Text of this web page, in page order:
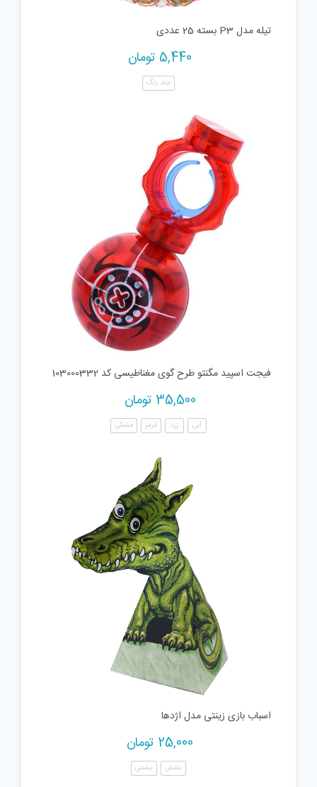
تیله مدل P3 بسته 25 عددی
5,440 تومان
چند رنگ
فیجت اسپید مگنتو طرح گوی مغناطیسی کد 103000332
35,500 تومان
آبی زرد قرمز مشکی
اسباب بازی زینتی مدل اژدها
25,000 تومان
بنفش یشمی